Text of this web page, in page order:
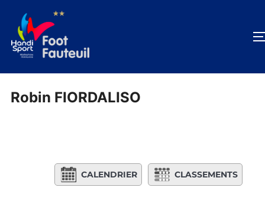
contenu
Robin FIORDALISO
CALENDRIER CLASSEMENTS